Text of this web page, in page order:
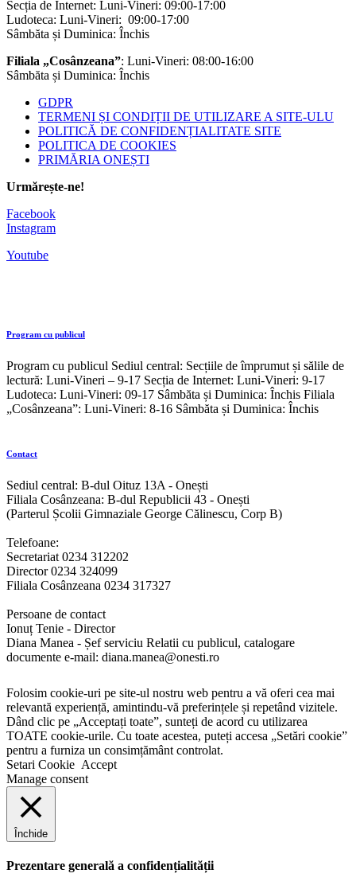
Secția de Internet: Luni-Vineri: 09:00-17:00
Ludoteca: Luni-Vineri: 09:00-17:00
Sâmbăta și Duminica: Închis
Filiala „Cosânzeana”: Luni-Vineri: 08:00-16:00
Sâmbăta și Duminica: Închis
GDPR
TERMENI ȘI CONDIȚII DE UTILIZARE A SITE-ULU
POLITICĂ DE CONFIDENȚIALITATE SITE
POLITICA DE COOKIES
PRIMĂRIA ONEȘTI
Urmărește-ne!
Facebook
Instagram
Youtube
Program cu publicul
Program cu publicul Sediul central: Secțiile de împrumut și sălile de
lectură: Luni-Vineri – 9-17 Secția de Internet: Luni-Vineri: 9-17
Ludoteca: Luni-Vineri: 09-17 Sâmbăta și Duminica: Închis Filiala
„Cosânzeana”: Luni-Vineri: 8-16 Sâmbăta și Duminica: Închis
Contact
Sediul central: B-dul Oituz 13A - Onești
Filiala Cosânzeana: B-dul Republicii 43 - Onești
(Parterul Școlii Gimnaziale George Călinescu, Corp B)
Telefoane:
Secretariat 0234 312202
Director 0234 324099
Filiala Cosânzeana 0234 317327
Persoane de contact
Ionuț Tenie - Director
Diana Manea - Șef serviciu Relatii cu publicul, catalogare
documente e-mail: diana.manea@onesti.ro
Folosim cookie-uri pe site-ul nostru web pentru a vă oferi cea mai
relevantă experiență, amintindu-vă preferințele și repetând vizitele.
Dând clic pe „Acceptați toate”, sunteți de acord cu utilizarea
TOATE cookie-urile. Cu toate acestea, puteți accesa „Setări cookie”
pentru a furniza un consimțământ controlat.
Setari Cookie Accept
Manage consent
Închide
Prezentare generală a confidențialității